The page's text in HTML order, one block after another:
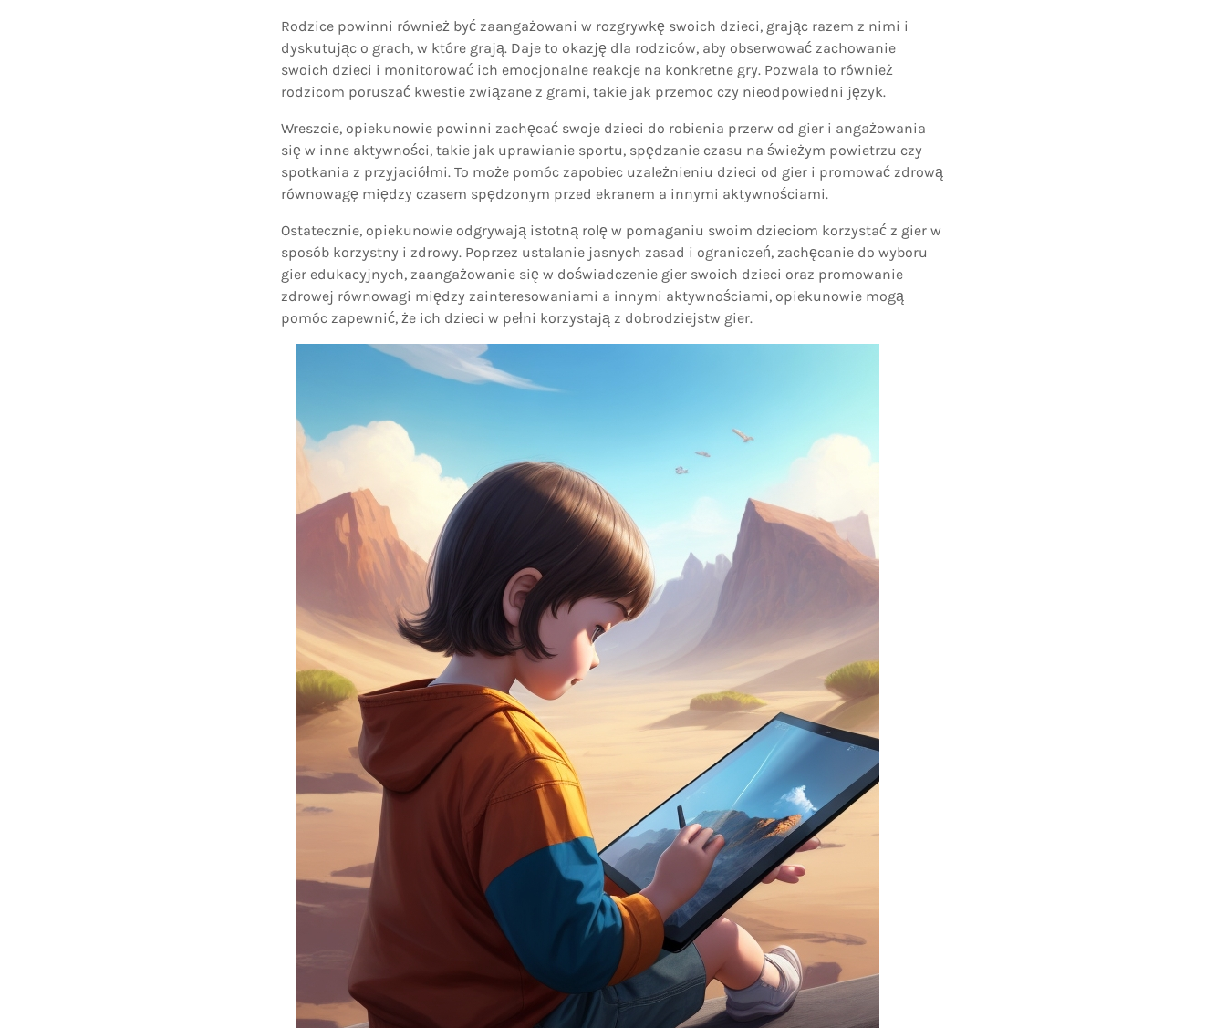
Rodzice powinni również być zaangażowani w rozgrywkę swoich dzieci, grając razem z nimi i
dyskutując o grach, w które grają. Daje to okazję dla rodziców, aby obserwować zachowanie
swoich dzieci i monitorować ich emocjonalne reakcje na konkretne gry. Pozwala to również
rodzicom poruszać kwestie związane z grami, takie jak przemoc czy nieodpowiedni język.
Wreszcie, opiekunowie powinni zachęcać swoje dzieci do robienia przerw od gier i angażowania
się w inne aktywności, takie jak uprawianie sportu, spędzanie czasu na świeżym powietrzu czy
spotkania z przyjaciółmi. To może pomóc zapobiec uzależnieniu dzieci od gier i promować zdrową
równowagę między czasem spędzonym przed ekranem a innymi aktywnościami.
Ostatecznie, opiekunowie odgrywają istotną rolę w pomaganiu swoim dzieciom korzystać z gier w
sposób korzystny i zdrowy. Poprzez ustalanie jasnych zasad i ograniczeń, zachęcanie do wyboru
gier edukacyjnych, zaangażowanie się w doświadczenie gier swoich dzieci oraz promowanie
zdrowej równowagi między zainteresowaniami a innymi aktywnościami, opiekunowie mogą
pomóc zapewnić, że ich dzieci w pełni korzystają z dobrodziejstw gier.